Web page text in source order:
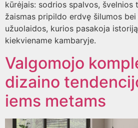
kūrėjais: sodrios spalvos, švelnios
žaismas pripildo erdvę šilumos bei
užuolaidos, kurios pasakoja
kiekviename kambaryje.
Valgomojo
dizaino
iems metams